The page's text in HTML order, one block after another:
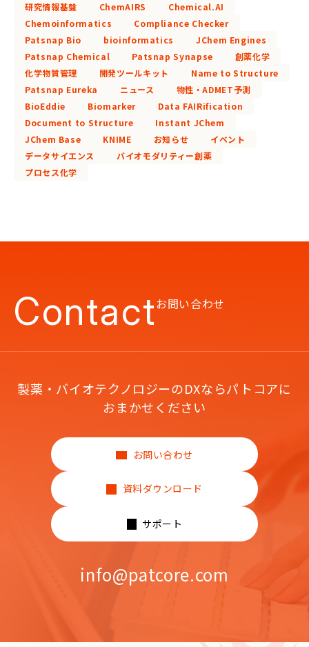
研究情報基盤
ChemAIRS
Chemical.AI
Chemoinformatics
Compliance Checker
Patsnap Bio
bioinformatics
JChem Engines
Patsnap Chemical
Patsnap Synapse
創薬化学
化学物質管理
開発ツールキット
Name to Structure
Patsnap Eureka
ニュース
物性・ADMET予測
BioEddie
Biomarker
Data FAIRification
Document to Structure
Instant JChem
JChem Base
KNIME お知らせ
イベント
データサイエンス
バイオモダリティー創薬
プロセス化学
Contactお問い合わせ
製薬・バイオテクノロジーのDXならパトコアに
おまかせください
お問い合わせ
資料ダウンロード
サポート
info@patcore.com